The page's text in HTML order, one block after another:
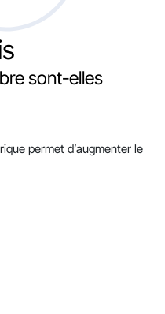
sont-elles
permet d’augmenter le